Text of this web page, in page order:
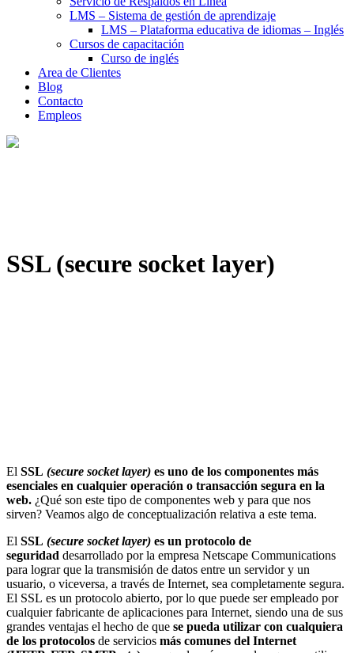
LMS – Sistema de gestión de aprendizaje
LMS – Plataforma educativa de idiomas – Inglés
Cursos de capacitación
Curso de inglés
Area de Clientes
Blog
Contacto
Empleos
SSL (secure socket layer)
El SSL (secure socket layer) es uno de los componentes más
esenciales en cualquier operación o transacción segura en la
web. ¿Qué son este tipo de componentes web y para que nos
sirven? Veamos algo de conceptualización relativa a este tema.
El SSL (secure socket layer) es un protocolo de
seguridad desarrollado por la empresa Netscape Communications
para lograr que la transmisión de datos entre un servidor y un
usuario, o viceversa, a través de Internet, sea completamente segura.
El SSL es un protocolo abierto, por lo que puede ser empleado por
cualquier fabricante de aplicaciones para Internet, siendo una de sus
grandes ventajas el hecho de que se pueda utilizar con cualquiera
de los protocolos de servicios más comunes del Internet